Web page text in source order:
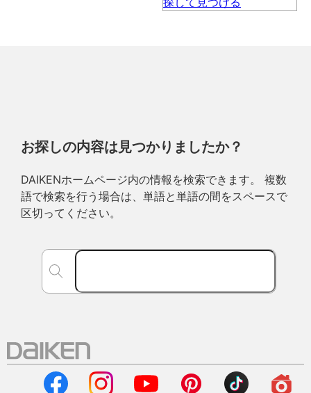
お探しの内容は見つかりましたか？
DAIKENホームページ内の情報を検索できます。 複数
語で検索を行う場合は、単語と単語の間をスペースで
区切ってください。